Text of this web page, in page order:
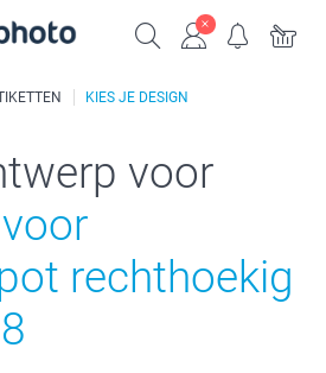
KIES JE DESIGN
voor
rechthoekig